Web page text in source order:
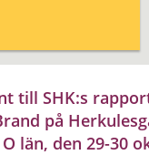
till SHK:s
på
län, den 29-30